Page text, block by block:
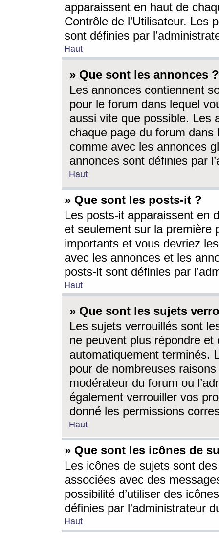
apparaissent en haut de
Contrôle de l’Utilisateur. Les
sont définies par
Haut
» Que sont les annonces ?
Les annonces contiennent
pour le forum dans lequel
aussi vite que possible. Les
chaque page du forum dans
comme avec les annonces
annonces sont définies par
Haut
» Que sont les posts-it ?
Les posts-it apparaissent en
et seulement sur la première
importants et vous devriez
avec les annonces et les
posts-it sont définies par
Haut
» Que sont les sujets
Les sujets verrouillés sont
ne peuvent plus répondre
automatiquement terminés.
pour de nombreuses
modérateur du forum ou
également verrouiller vos
donné les permissions
Haut
» Que sont les icônes de
Les icônes de sujets sont
associées avec des
possibilité d’utiliser des
définies par l’administrateur
Haut